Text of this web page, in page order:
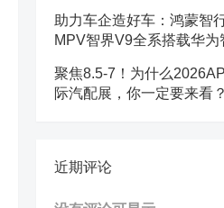
助力车企造好车：鸿蒙智
MPV智界V9全系搭载华为
聚焦8.5-7！为什么
际汽配展，你一定要来看？
近期评论